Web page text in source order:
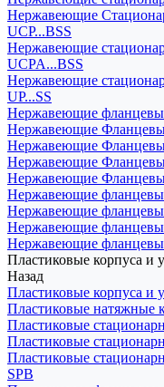
Нержавеющие
UCP...BSS
Нержавеющие
UCPA...BSS
Нержавеющие
UP...SS
Нержавеющие
Нержавеющие
Нержавеющие
Нержавеющие
Нержавеющие
Нержавеющие
Нержавеющие
Нержавеющие
Нержавеющие
Пластиковые корпуса и
Назад
Пластиковые корпуса и
Пластиковые натяжные
Пластиковые
Пластиковые
Пластиковые
SPB